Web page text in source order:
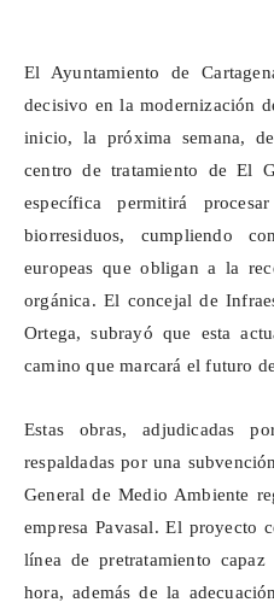
El Ayuntamiento de
decisivo en la modernización
inicio, la próxima semana,
centro de tratamiento de El
específica permitirá
biorresiduos, cumpliendo
europeas que obligan a la
orgánica. El concejal de
Ortega, subrayó que esta
camino que marcará el futuro
Estas obras, adjudicadas
respaldadas por una
General de Medio Ambiente
empresaPavasal. El proyecto
línea de pretratamiento
hora, además de la